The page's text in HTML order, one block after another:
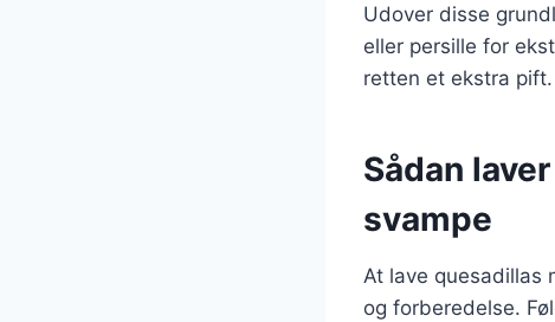
Udover disse
eller persille for
retten et ekstra pift.
Sådan
svampe
At lave quesadillas
og forberedelse.